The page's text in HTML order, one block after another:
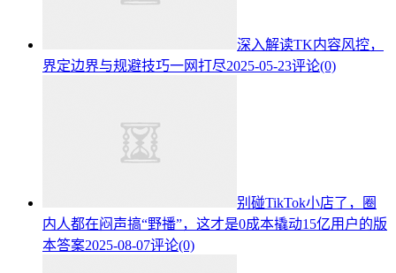
深入解读TK内容风控，
界定边界与规避技巧一网打尽2025-05-23评论(0)
别碰TikTok小店了，圈
内人都在闷声搞“野播”，这才是0成本撬动15亿用户的版
本答案2025-08-07评论(0)